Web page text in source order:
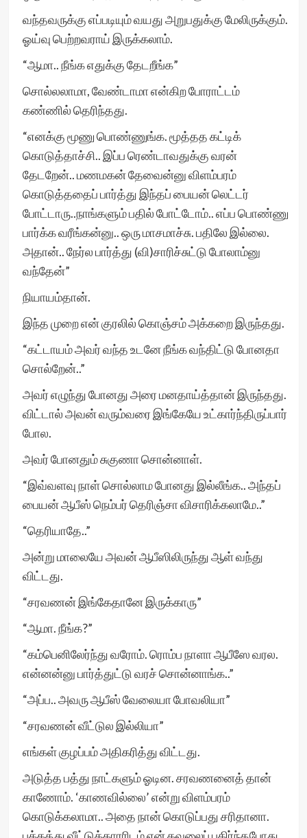
வந்தவருக்கு எப்படியும் வயது அறுபதுக்கு மேலிருக்கும்.
ஓய்வு பெற்றவராய் இருக்கலாம்.
“ஆமா.. நீங்க எதுக்கு தேடறீங்க”
சொல்லலாமா, வேண்டாமா என்கிற போராட்டம்
கண்ணில் தெரிந்தது.
“எனக்கு மூணு பொண்ணுங்க. மூத்தத கட்டிக்
கொடுத்தாச்சி.. இப்ப ரெண்டாவதுக்கு வரன்
தேடறேன்.. மணமகன் தேவைன்னு விளம்பரம்
கொடுத்ததைப் பார்த்து இந்தப் பையன் லெட்டர்
போட்டாரு..நாங்களும் பதில் போட்டோம்.. எப்ப பொண்ணு
பார்க்க வரீங்கன்னு.. ஒரு மாசமாச்சு. பதிலே இல்லை.
அதான்.. நேர்ல பார்த்து (வி)சாரிச்சுட்டு போலாம்னு
வந்தேன்”
நியாயம்தான்.
இந்த முறை என் குரலில் கொஞ்சம் அக்கறை இருந்தது.
“கட்டாயம் அவர் வந்த உடனே நீங்க வந்திட்டு போனதா
சொல்றேன்..”
அவர் எழுந்து போனது அரை மனதாய்த்தான் இருந்தது.
விட்டால் அவன் வரும்வரை இங்கேயே உட்கார்ந்திருப்பார்
போல.
அவர் போனதும் சுகுணா சொன்னாள்.
“இவ்வளவு நாள் சொல்லாம போனது இல்லீங்க.. அந்தப்
பையன் ஆபீஸ் நெம்பர் தெரிஞ்சா விசாரிக்கலாமே..”
“தெரியாதே..”
அன்று மாலையே அவன் ஆபீஸிலிருந்து ஆள் வந்து
விட்டது.
“சரவணன் இங்கேதானே இருக்காரு”
“ஆமா. நீங்க?”
“கம்பெனிலேர்ந்து வரோம். ரொம்ப நாளா ஆபீஸே வரல.
என்னன்னு பார்த்துட்டு வரச் சொன்னாங்க..”
“அப்ப.. அவரு ஆபீஸ் வேலையா போவலியா”
“சரவணன் வீட்டுல இல்லியா”
எங்கள் குழப்பம் அதிகரித்து விட்டது.
அடுத்த பத்து நாட்களும் ஓடின. சரவணனைத் தான்
காணோம். ‘காணவில்லை’ என்று விளம்பரம்
கொடுக்கலாமா.. அதை நான் கொடுப்பது சரிதானா.